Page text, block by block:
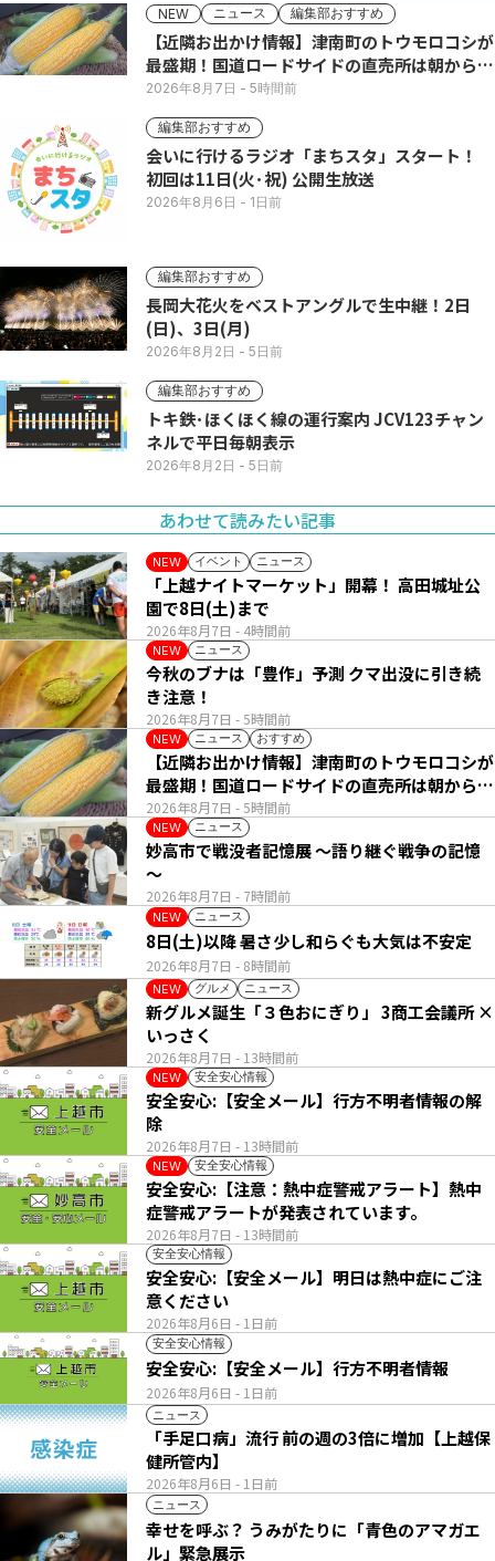
NEW ニュース 編集部おすすめ
【近隣お出かけ情報】津南町のトウモロコシが
最盛期！国道ロードサイドの直売所は朝から長
い列
2026年8月7日 - 5時間前
編集部おすすめ
会いに行けるラジオ「まちスタ」スタート！
初回は11日(火･祝) 公開生放送
2026年8月6日 - 1日前
編集部おすすめ
長岡大花火をベストアングルで生中継！2日
(日)、3日(月)
2026年8月2日 - 5日前
編集部おすすめ
トキ鉄･ほくほく線の運行案内 JCV123チャン
ネルで平日毎朝表示
2026年8月2日 - 5日前
あわせて読みたい記事
NEW イベント ニュース
2026年8月7日 - 4時間前
「上越ナイトマーケット」開幕！ 高田城址公
園で8日(土)まで
NEW ニュース
2026年8月7日 - 5時間前
今秋のブナは「豊作」予測 クマ出没に引き続
き注意！
NEW ニュース おすすめ
2026年8月7日 - 5時間前
【近隣お出かけ情報】津南町のトウモロコシが
最盛期！国道ロードサイドの直売所は朝から長
い列
NEW ニュース
2026年8月7日 - 7時間前
妙高市で戦没者記憶展 ～語り継ぐ戦争の記憶
～
NEW ニュース
2026年8月7日 - 8時間前
8日(土)以降 暑さ少し和らぐも大気は不安定
NEW グルメ ニュース
2026年8月7日 - 13時間前
新グルメ誕生「３色おにぎり」 3商工会議所 ×
いっさく
NEW 安全安心情報
2026年8月7日 - 13時間前
安全安心:【安全メール】行方不明者情報の解
除
NEW 安全安心情報
2026年8月7日 - 13時間前
安全安心:【注意：熱中症警戒アラート】熱中
症警戒アラートが発表されています。
安全安心情報
2026年8月6日 - 1日前
安全安心:【安全メール】明日は熱中症にご注
意ください
安全安心情報
2026年8月6日 - 1日前
安全安心:【安全メール】行方不明者情報
ニュース
2026年8月6日 - 1日前
「手足口病」流行 前の週の3倍に増加【上越保
健所管内】
ニュース
幸せを呼ぶ？ うみがたりに「青色のアマガエ
ル」緊急展示